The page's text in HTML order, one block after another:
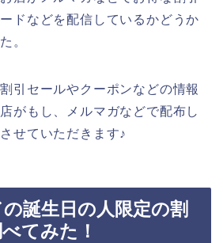
ドなどを配信しているかどうか
。
引セールやクーポンなどの情報
がもし、メルマガなどで配布し
せていただきます♪
誕生日の人限定の割
てみた！